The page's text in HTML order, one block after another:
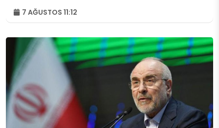
7 AĞUSTOS 11:12